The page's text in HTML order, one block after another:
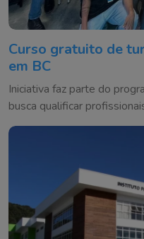
Curso gratuito de
em BC
Iniciativa faz parte do
busca qualificar
moradores e visitantes